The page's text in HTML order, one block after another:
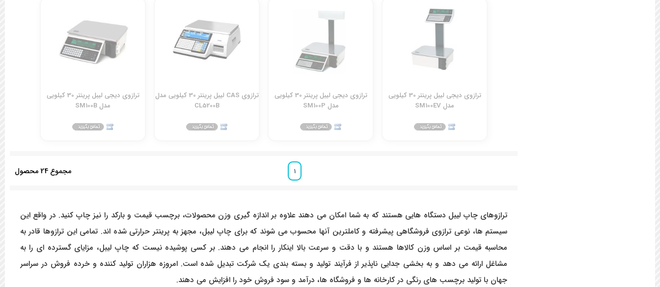
ترازوی دیجی لیبل پرینتر 30 کیلویی
مدل SM100EV
ترازوی دیجی لیبل پرینتر 30 کیلویی
مدل SM100P
ترازوی CAS لیبل پرینتر 30 کیلویی مدل
CL5200B
ترازوی دیجی لیبل پرینتر 30 کیلویی
مدل SM100B
1 مجموع 24 محصول
ترازوهای چاپ لیبل دستگاه هایی هستند که به شما امکان می دهند علاوه بر اندازه گیری وزن محصولات، برچسب قیمت و بارکد را نیز چاپ کنید. در واقع این
سیستم ها، نوعی ترازوی فروشگاهی پیشرفته و کاملترین آنها محسوب می شوند که برای چاپ لیبل، مجهز به پرینتر حرارتی شده اند. تمامی این ترازوها قادر به
محاسبه قیمت بر اساس وزن کالاها هستند و با دقت و سرعت بالا اینکار را انجام می دهند. بر کسی پوشیده نیست که چاپ لیبل، مزایای گسترده ای را به
مشاغل ارائه می دهد و به بخشی جدایی ناپذیر از فرآیند تولید و بسته بندی یک شرکت تبدیل شده است. امروزه هزاران تولید کننده و خرده فروش در سراسر
جهان با تولید برچسب های رنگی در کارخانه ها و فروشگاه ها، درآمد و سود فروش خود را افزایش می دهند.